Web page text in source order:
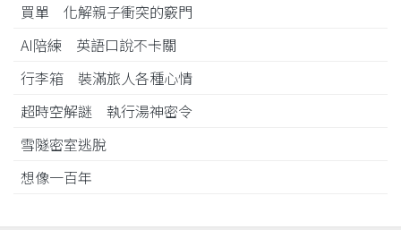
買單 化解親子衝突的竅門
AI陪練 英語口說不卡關
行李箱 裝滿旅人各種心情
超時空解謎 執行湯神密令
雪隧密室逃脫
想像一百年